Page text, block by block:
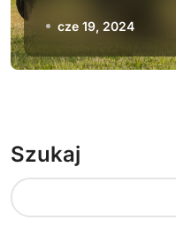
cze 19, 2024
Szukaj